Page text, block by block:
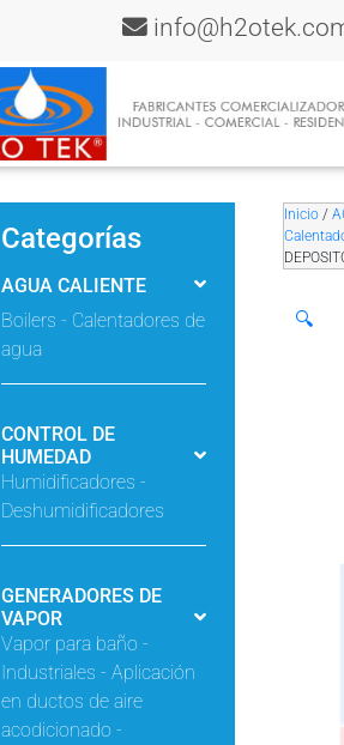
Categorías
AGUA CALIENTE
Boilers - Calentadores de
agua
CONTROL DE
HUMEDAD
Humidificadores -
Deshumidificadores
GENERADORES DE
VAPOR
Vapor para baño -
Industriales - Aplicación
en ductos de aire
acodicionado -
Inicio /
🔍